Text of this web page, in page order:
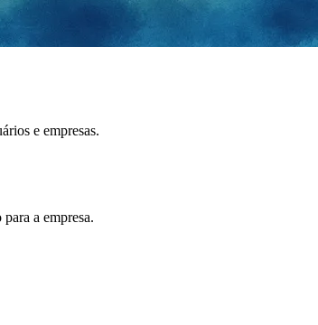
e empresas.
a empresa.